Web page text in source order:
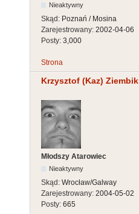
Nieaktywny
Skąd: Poznań / Mosina
Zarejestrowany: 2002-04-06
Posty: 3,000
Strona
Krzysztof (Kaz) Ziembik
Młodszy Atarowiec
Nieaktywny
Skąd: Wrocław/Galway
Zarejestrowany: 2004-05-02
Posty: 665